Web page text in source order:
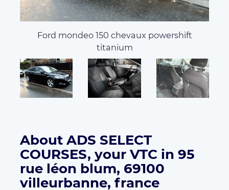
Ford mondeo 150 chevaux powershift
titanium
About ADS SELECT
COURSES, your VTC in 95
rue léon blum, 69100
villeurbanne, france